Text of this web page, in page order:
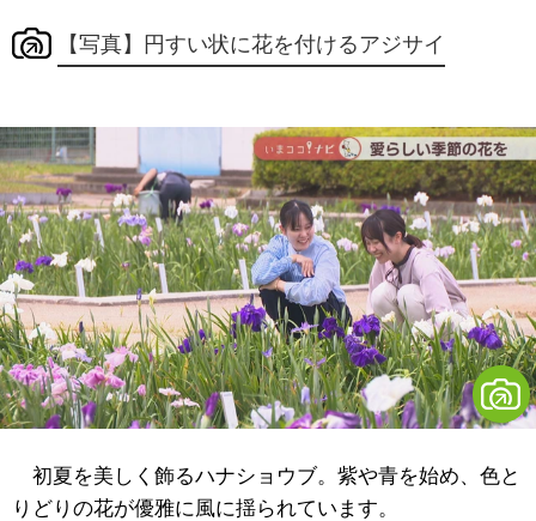
【写真】円すい状に花を付けるアジサイ
初夏を美しく飾るハナショウブ。紫や青を始め、色と
りどりの花が優雅に風に揺られています。